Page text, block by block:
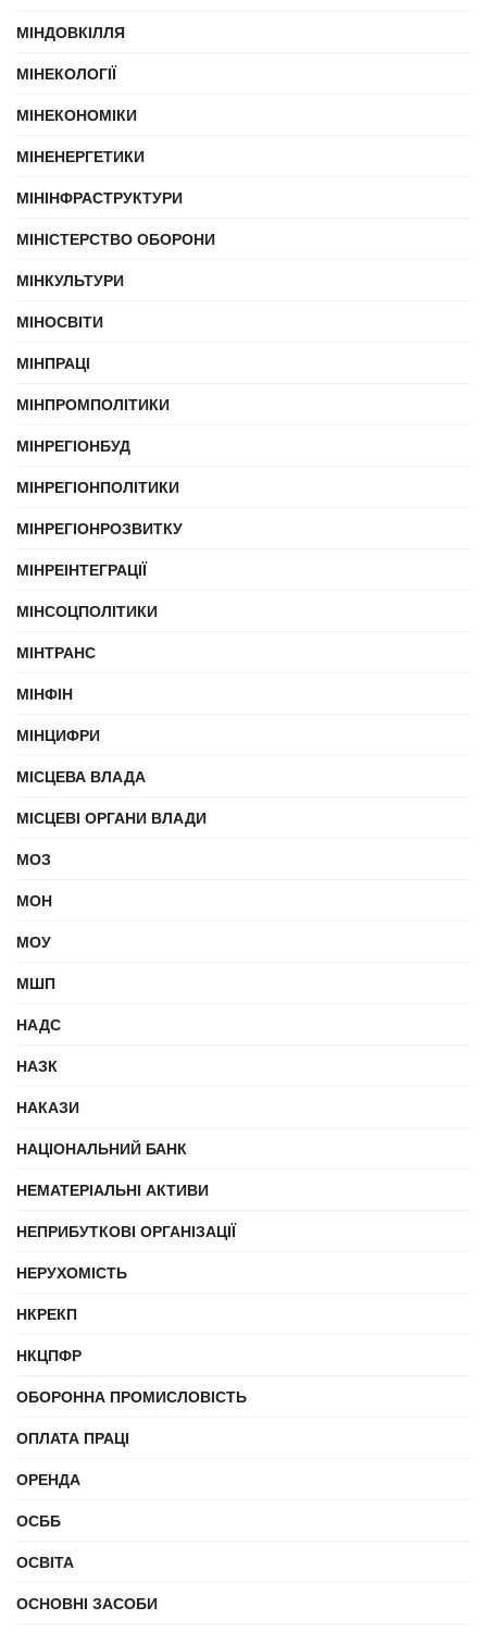
МІНДОВКІЛЛЯ
МІНЕКОЛОГІЇ
МІНЕКОНОМІКИ
МІНЕНЕРГЕТИКИ
МІНІНФРАСТРУКТУРИ
МІНІСТЕРСТВО ОБОРОНИ
МІНКУЛЬТУРИ
МІНОСВІТИ
МІНПРАЦІ
МІНПРОМПОЛІТИКИ
МІНРЕГІОНБУД
МІНРЕГІОНПОЛІТИКИ
МІНРЕГІОНРОЗВИТКУ
МІНРЕІНТЕГРАЦІЇ
МІНСОЦПОЛІТИКИ
МІНТРАНС
МІНФІН
МІНЦИФРИ
МІСЦЕВА ВЛАДА
МІСЦЕВІ ОРГАНИ ВЛАДИ
МОЗ
МОН
МОУ
МШП
НАДС
НАЗК
НАКАЗИ
НАЦІОНАЛЬНИЙ БАНК
НЕМАТЕРІАЛЬНІ АКТИВИ
НЕПРИБУТКОВІ ОРГАНІЗАЦІЇ
НЕРУХОМІСТЬ
НКРЕКП
НКЦПФР
ОБОРОННА ПРОМИСЛОВІСТЬ
ОПЛАТА ПРАЦІ
ОРЕНДА
ОСББ
ОСВІТА
ОСНОВНІ ЗАСОБИ